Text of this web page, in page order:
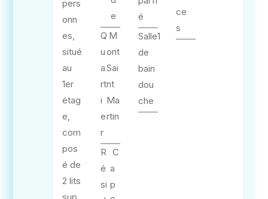
pers
onn
es,
situé
au
1er
étag
e,
com
pos
é de
2 lits
e
Q
u
a
rt
i
e
r
M
ont
Sai
nt
Ma
rtin
R
é
si
C
a
p
é
Salle
de
bain
dou
che
1
ce
s